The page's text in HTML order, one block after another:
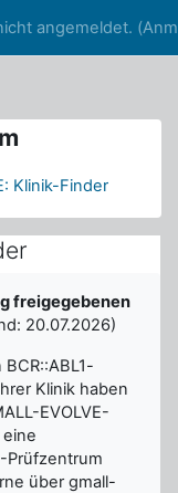
angemeldet. (
Klinik-Finder
freigegebenen
20.07.2026)
Klinik haben
EVOLVE-
Prüfzentrum
über gmall-